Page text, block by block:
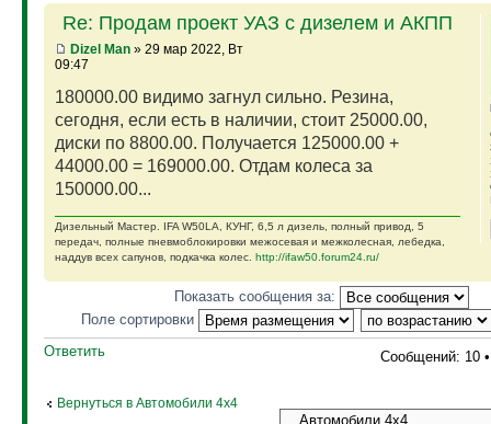
Re: Продам проект УАЗ с дизелем и АКПП
Dizel Man» 29 мар 2022, Вт
09:47
180000.00 видимо загнул сильно. Резина,
сегодня, если есть в наличии, стоит 25000.00,
диски по 8800.00. Получается 125000.00 +
44000.00 = 169000.00. Отдам колеса за
150000.00...
Дизельный Мастер. IFA W50LA, КУНГ, 6,5 л дизель, полный привод, 5
передач, полные пневмоблокировки межосевая и межколесная, лебедка,
наддув всех сапунов, подкачка колес. http://ifaw50.forum24.ru/
Показать сообщения за:
Поле сортировки
Ответить
Сообщений: 10
Вернуться в Автомобили 4х4